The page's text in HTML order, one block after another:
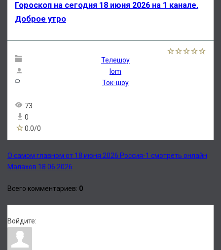
Гороскоп на сегодня 18 июня 2026 на 1 канале.
Доброе утро
Телешоу
lom
Ток-шоу
73
0
0.0/0
О самом главном от 18 июня 2026 Россия-1 смотреть онлайн
Малахов 18.06.2026
Всего комментариев: 0
Войдите: